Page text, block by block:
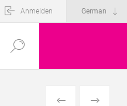
Anmelden
VORHERIGES